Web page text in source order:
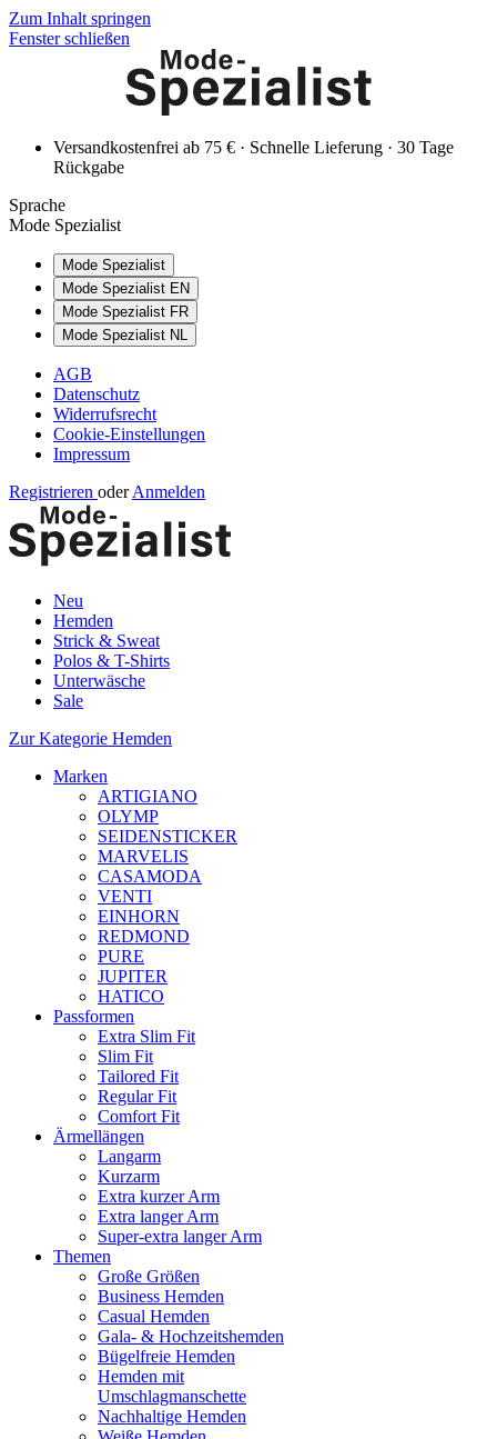
Zum Inhalt springen
Fenster schließen
Versandkostenfrei ab 75 € · Schnelle Lieferung · 30 Tage
Rückgabe
Sprache
Mode Spezialist
Mode Spezialist
Mode Spezialist EN
Mode Spezialist FR
Mode Spezialist NL
AGB
Datenschutz
Widerrufsrecht
Cookie-Einstellungen
Impressum
Registrieren oder Anmelden
Neu
Hemden
Strick & Sweat
Polos & T-Shirts
Unterwäsche
Sale
Zur Kategorie Hemden
Marken
ARTIGIANO
OLYMP
SEIDENSTICKER
MARVELIS
CASAMODA
VENTI
EINHORN
REDMOND
PURE
JUPITER
HATICO
Passformen
Extra Slim Fit
Slim Fit
Tailored Fit
Regular Fit
Comfort Fit
Ärmellängen
Langarm
Kurzarm
Extra kurzer Arm
Extra langer Arm
Super-extra langer Arm
Themen
Große Größen
Business Hemden
Casual Hemden
Gala- & Hochzeitshemden
Bügelfreie Hemden
Hemden mit
Umschlagmanschette
Nachhaltige Hemden